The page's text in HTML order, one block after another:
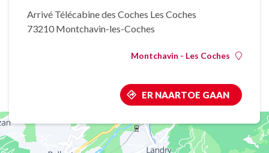
Arrivé Télécabine des Coches Les Coches
73210 Montchavin-les-Coches
Montchavin - Les Coches
ER NAARTOE GAAN